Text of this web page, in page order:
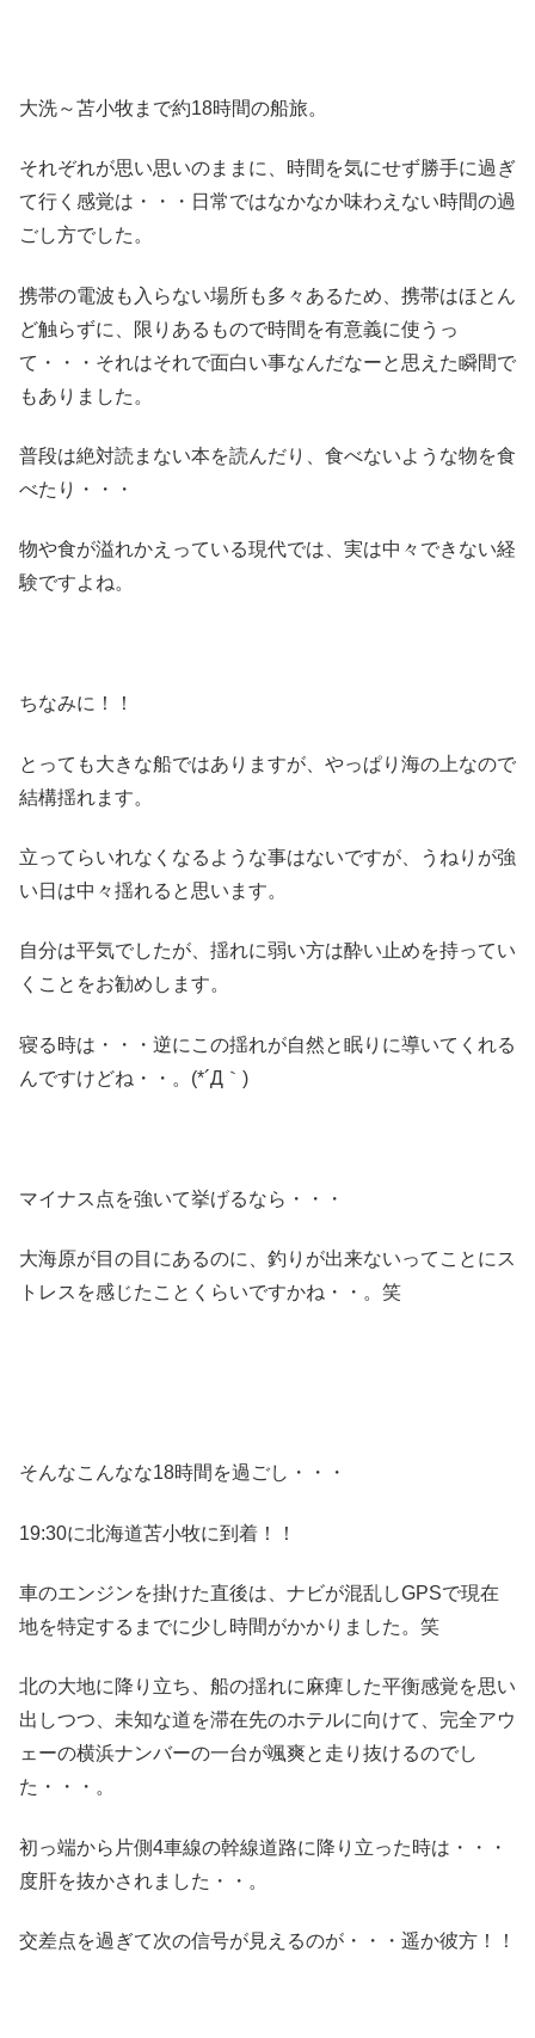
大洗～苫小牧まで約18時間の船旅。
それぞれが思い思いのままに、時間を気にせず勝手に過ぎ
て行く感覚は・・・日常ではなかなか味わえない時間の過
ごし方でした。
携帯の電波も入らない場所も多々あるため、携帯はほとん
ど触らずに、限りあるもので時間を有意義に使うっ
て・・・それはそれで面白い事なんだなーと思えた瞬間で
もありました。
普段は絶対読まない本を読んだり、食べないような物を食
べたり・・・
物や食が溢れかえっている現代では、実は中々できない経
験ですよね。
ちなみに！！
とっても大きな船ではありますが、やっぱり海の上なので
結構揺れます。
立ってらいれなくなるような事はないですが、うねりが強
い日は中々揺れると思います。
自分は平気でしたが、揺れに弱い方は酔い止めを持ってい
くことをお勧めします。
寝る時は・・・逆にこの揺れが自然と眠りに導いてくれる
んですけどね・・。(*´Д｀)
マイナス点を強いて挙げるなら・・・
大海原が目の目にあるのに、釣りが出来ないってことにス
トレスを感じたことくらいですかね・・。笑
そんなこんなな18時間を過ごし・・・
19:30に北海道苫小牧に到着！！
車のエンジンを掛けた直後は、ナビが混乱しGPSで現在
地を特定するまでに少し時間がかかりました。笑
北の大地に降り立ち、船の揺れに麻痺した平衡感覚を思い
出しつつ、未知な道を滞在先のホテルに向けて、完全アウ
ェーの横浜ナンバーの一台が颯爽と走り抜けるのでし
た・・・。
初っ端から片側4車線の幹線道路に降り立った時は・・・
度肝を抜かされました・・。
交差点を過ぎて次の信号が見えるのが・・・遥か彼方！！